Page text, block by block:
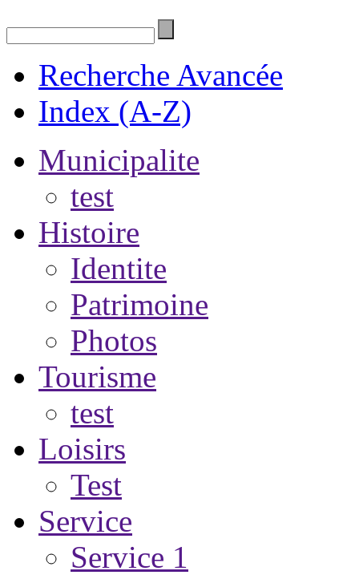
Recherche Avancée
Index (A-Z)
Municipalite
test
Histoire
Identite
Patrimoine
Photos
Tourisme
test
Loisirs
Test
Service
Service 1